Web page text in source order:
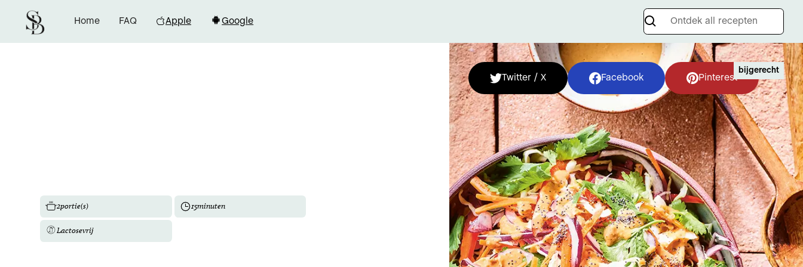
Home FAQ Apple Google
2portie(s) 15minuten
Lactosevrij
Twitter / X Facebook Pinterest
bijgerecht